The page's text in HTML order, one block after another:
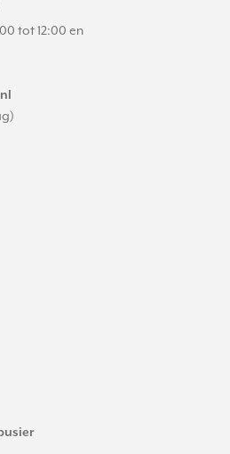
tot 12:00 en